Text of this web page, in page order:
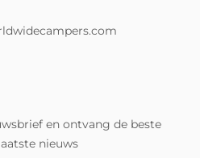
en ontvang de beste
nieuws